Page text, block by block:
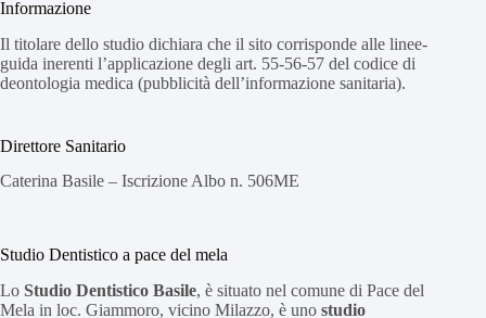
Informazione
Il titolare dello studio dichiara che il sito corrisponde alle linee-
guida inerenti l’applicazione degli art. 55-56-57 del codice di
deontologia medica (pubblicità dell’informazione sanitaria).
Direttore Sanitario
Caterina Basile – Iscrizione Albo n. 506ME
Studio Dentistico a pace del mela
Lo Studio Dentistico Basile, è situato nel comune di Pace del
Mela in loc. Giammoro, vicino Milazzo, è uno studio